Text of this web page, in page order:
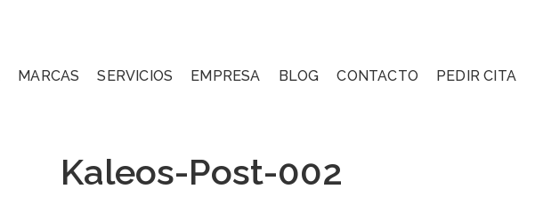
MARCAS SERVICIOS EMPRESA BLOG CONTACTO PEDIR CITA
Kaleos-Post-002